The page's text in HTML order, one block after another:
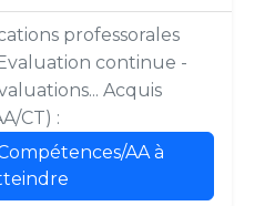
professorales
continue -
Acquis
CT) :
AA à